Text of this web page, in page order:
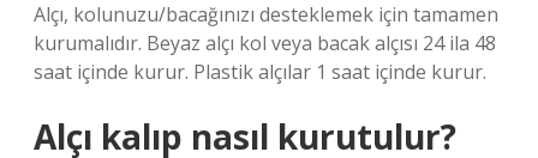
Alçı, kolunuzu/bacağınızı desteklemek için tamamen
kurumalıdır. Beyaz alçı kol veya bacak alçısı 24 ila 48
saat içinde kurur. Plastik alçılar 1 saat içinde kurur.
Alçı kalıp nasıl kurutulur?